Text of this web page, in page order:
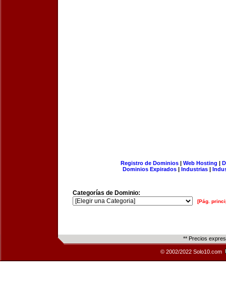
Registro de Dominios| Web Hosting |
Dominios Expirados | Industrias |
Categorías de Dominio:
[Pág.
** Precios
© 2002/2022 Solo10.com